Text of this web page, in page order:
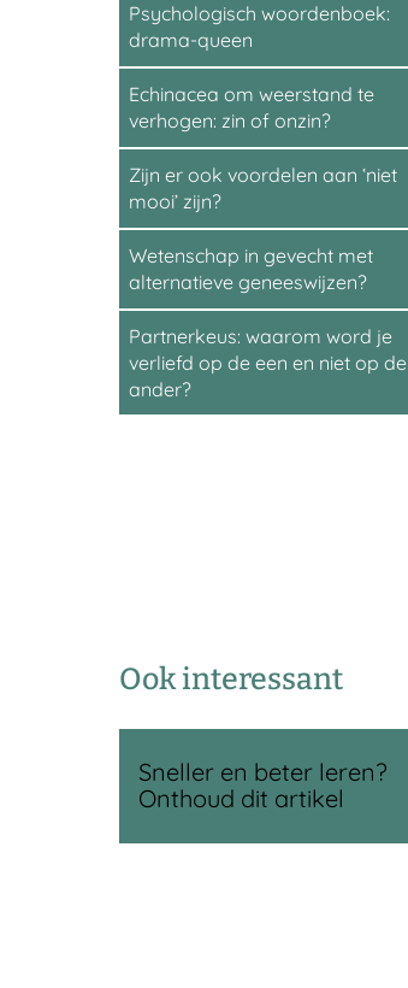
Psychologisch woordenboek:
drama-queen
Echinacea om weerstand te
verhogen: zin of onzin?
Zijn er ook voordelen aan ‘niet
mooi’ zijn?
Wetenschap in gevecht met
alternatieve geneeswijzen?
Partnerkeus: waarom word je
verliefd op de een en niet op de
ander?
Ook interessant
Sneller en beter leren?
Onthoud dit artikel